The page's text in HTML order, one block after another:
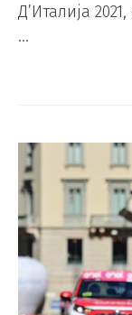
Д’Италија
…